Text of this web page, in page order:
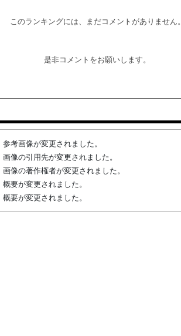
このランキングには、まだコメントがありません。
是非コメントをお願いします。
考画像が変更されました。
像の引用先が変更されました。
像の著作権者が変更されました。
要が変更されました。
要が変更されました。